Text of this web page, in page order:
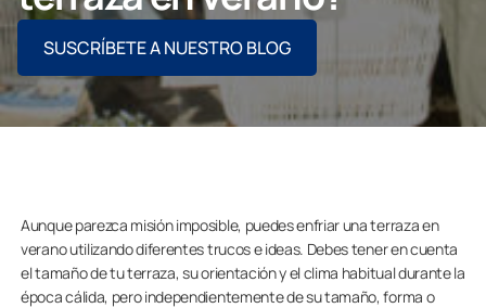
Profesionales
Grupo Lumon
SUSCRÍBETE A NUESTRO BLOG
Aunque parezca misión imposible, puedes enfriar una terraza en
verano utilizando diferentes trucos e ideas. Debes tener en cuenta
el tamaño de tu terraza, su orientación y el clima habitual durante la
época cálida, pero independientemente de su tamaño, forma o